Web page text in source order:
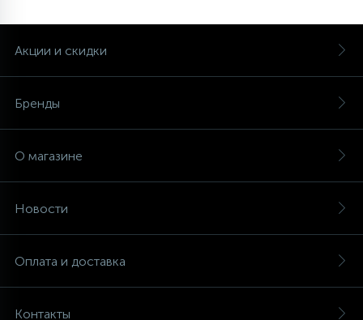
Акции и скидки
Бренды
О магазине
Новости
Оплата и доставка
Контакты